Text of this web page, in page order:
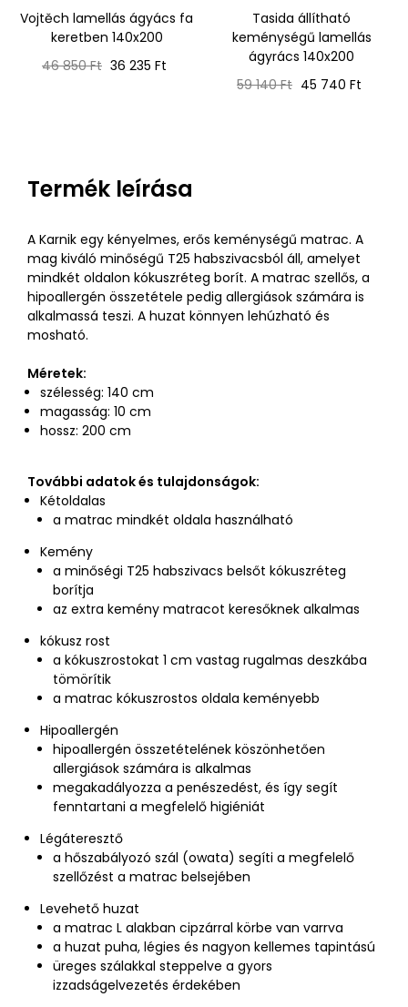
Vojtěch lamellás ágyács fa
keretben 140x200
Normál
46 850 Ft Ár
36 235 Ft
Tasida állítható
keménységű lamellás
ágyrács 140x200
Normál
59 140 Ft Ár
45 740 Ft
Termék leírása
A Karnik egy kényelmes, erős keménységű matrac. A
mag kiváló minőségű T25 habszivacsból áll, amelyet
mindkét oldalon kókuszréteg borít. A matrac szellős, a
hipoallergén összetétele pedig allergiások számára is
alkalmassá teszi. A huzat könnyen lehúzható és
mosható.
Méretek:
szélesség: 140 cm
magasság: 10 cm
hossz: 200 cm
További adatok és tulajdonságok:
Kétoldalas
a matrac mindkét oldala használható
Kemény
a minőségi T25 habszivacs belsőt kókuszréteg
borítja
az extra kemény matracot keresőknek alkalmas
kókusz rost
a kókuszrostokat 1 cm vastag rugalmas deszkába
tömörítik
a matrac kókuszrostos oldala keményebb
Hipoallergén
hipoallergén összetételének köszönhetően
allergiások számára is alkalmas
megakadályozza a penészedést, és így segít
fenntartani a megfelelő higiéniát
Légáteresztő
a hőszabályozó szál (owata) segíti a megfelelő
szellőzést a matrac belsejében
Levehető huzat
a matrac L alakban cipzárral körbe van varrva
a huzat puha, légies és nagyon kellemes tapintású
üreges szálakkal steppelve a gyors
izzadságelvezetés érdekében